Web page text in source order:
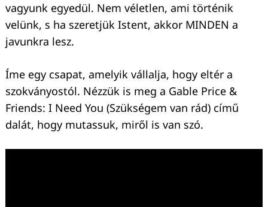
vagyunk egyedül. Nem véletlen, ami történik
velünk, s ha szeretjük Istent, akkor MINDEN a
javunkra lesz.
Íme egy csapat, amelyik vállalja, hogy eltér a
szokványostól. Nézzük is meg a Gable Price &
Friends: I Need You (Szükségem van rád) című
dalát, hogy mutassuk, miről is van szó.